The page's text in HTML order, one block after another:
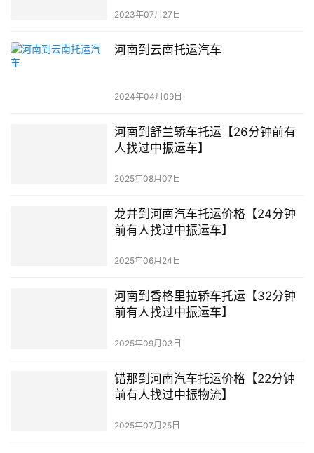
2023年07月27日
河南到云南托运汽车
2024年04月09日
河南到舒兰轿车托运【26分钟前有
人找过中振运车】
2025年08月07日
龙井到河南汽车托运价格【24分钟
前有人找过中振运车】
2025年06月24日
河南到香格里拉轿车托运【32分钟
前有人找过中振运车】
2025年09月03日
错那到河南汽车托运价格【22分钟
前有人找过中振物流】
2025年07月25日